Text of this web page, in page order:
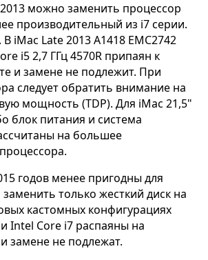
можно заменить процессор
производительный из i7 серии.
iMac Late 2013 A1418 EMC2742
i5 2,7 ГГц 4570R припаян к
и замене не подлежит. При
следует обратить внимание на
мощность (TDP). Для iMac 21,5"
блок питания и система
на большее
годов менее пригодны для
только жесткий диск на
кастомных конфигурациях
Intel Core i7 распаяны на
замене не подлежат.